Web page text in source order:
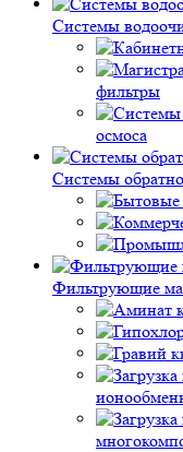
Системы
фильтры
осмоса
Системы
Фильтрующие